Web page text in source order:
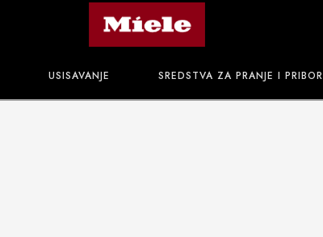
USISAVANJE SREDSTVA ZA PRANJE I PRIBOR